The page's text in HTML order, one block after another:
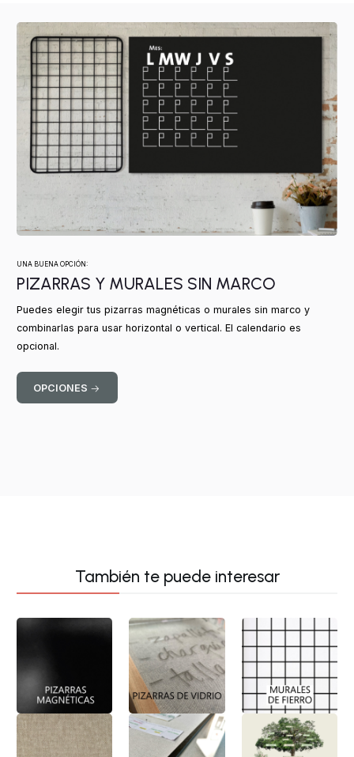
UNA BUENA OPCIÓN:
PIZARRAS Y MURALES SIN MARCO
Puedes elegir tus pizarras magnéticas o murales sin marco y
combinarlas para usar horizontal o vertical. El calendario es
opcional.
OPCIONES
También te puede interesar